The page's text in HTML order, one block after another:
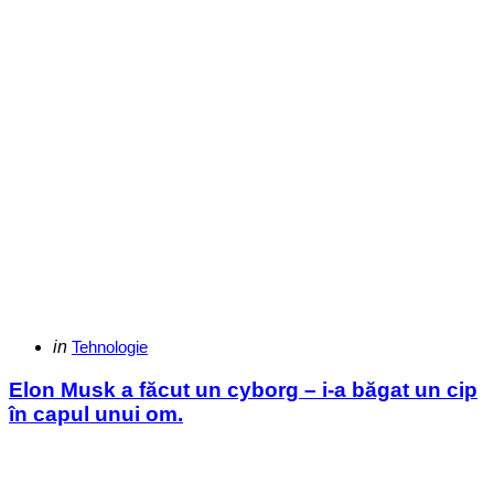
Categories
Posted
in Tehnologie
Elon Musk a făcut un cyborg – i-a băgat un cip
în capul unui om.